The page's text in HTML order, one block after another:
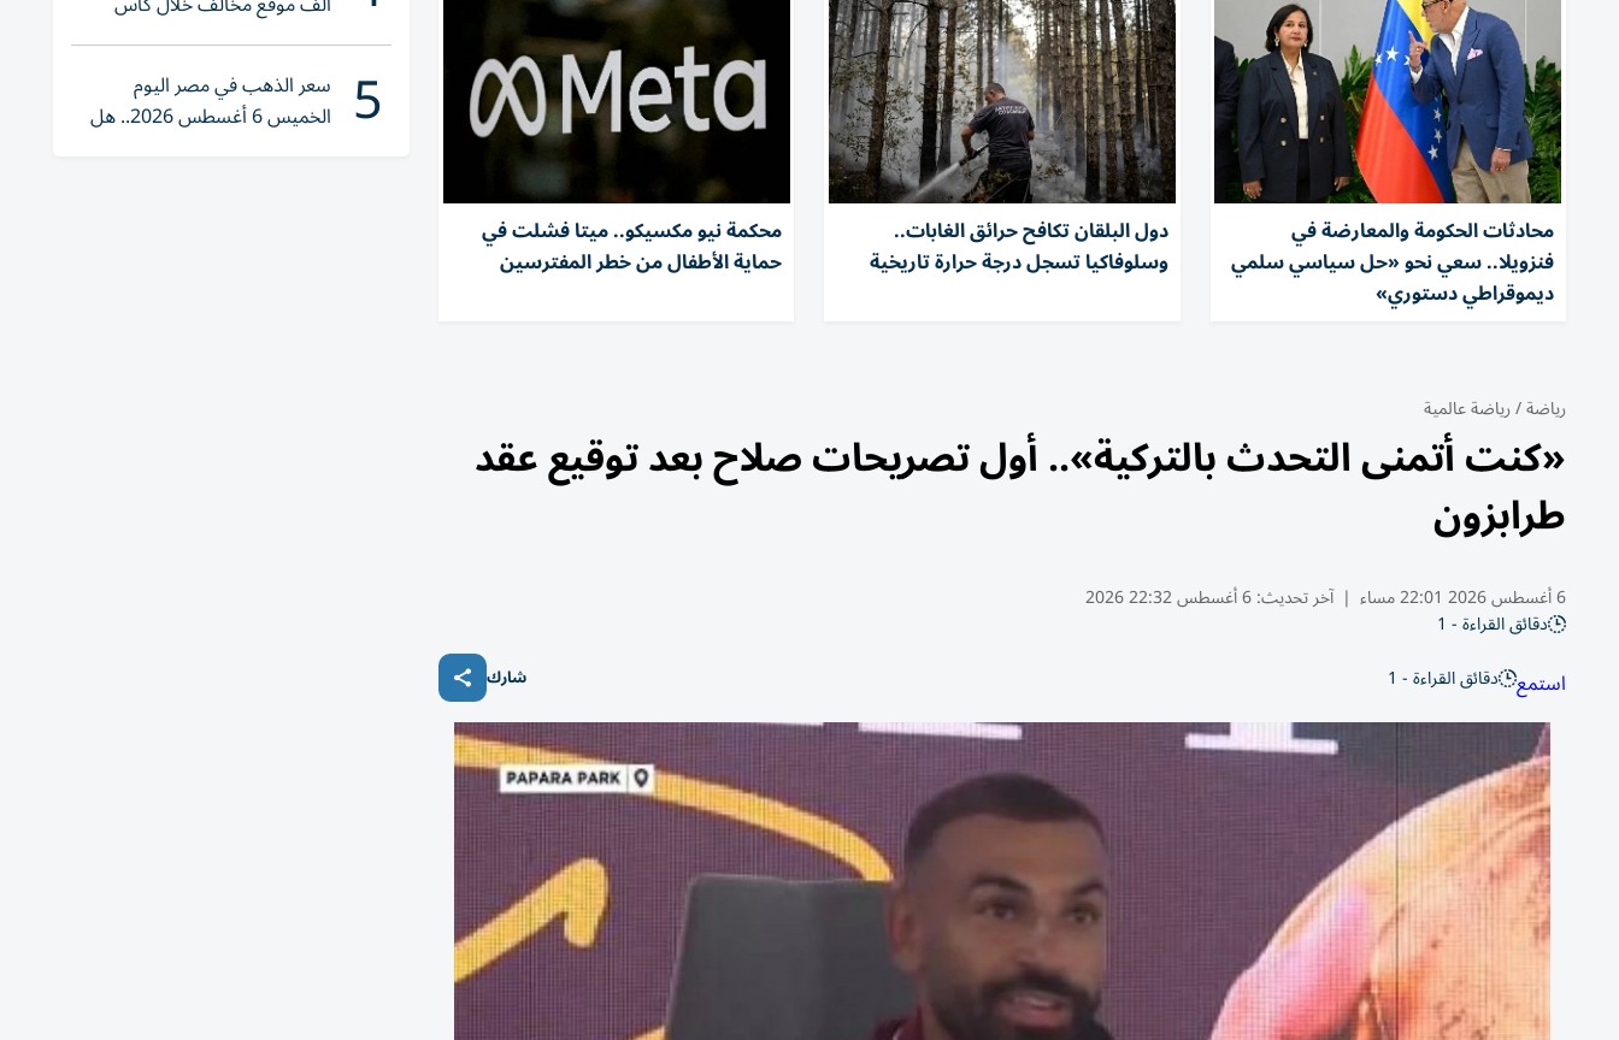
محادثات الحكومة والمعارضة في
فنزويلا.. سعي نحو «حل سياسي سلمي
ديموقراطي دستوري»
دول البلقان تكافح حرائق الغابات..
وسلوفاكيا تسجل درجة حرارة تاريخية
محكمة نيو مكسيكو.. ميتا فشلت في
حماية الأطفال من خطر المفترسين
رياضة/رياضة عالمية
«كنت أتمنى التحدث بالتركية».. أول تصريحات صلاح بعد توقيع عقد
طرابزون
6 أغسطس 2026 22:01 مساء | آخر تحديث:6 أغسطس 22:32 2026
دقائق القراءة - 1
استمع دقائق القراءة - 1 شارك
العالم 2026
5 سعر الذهب في مصر اليوم
الخميس 6 أغسطس 2026.. هل